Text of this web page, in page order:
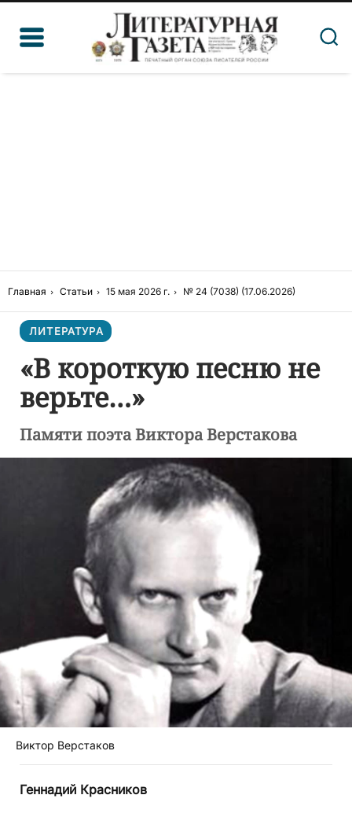
Главная Статьи 15 мая 2026 г. № 24 (7038) (17.06.2026)
ЛИТЕРАТУРА
«В короткую песню не
верьте…»
Памяти поэта Виктора Верстакова
Виктор Верстаков
Геннадий Красников